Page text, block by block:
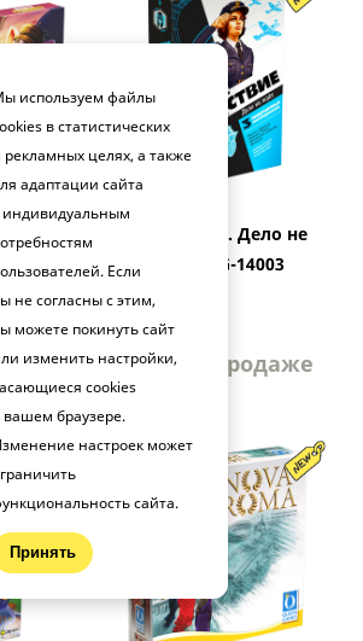
PG-
"Следствие. Дело не
ждёт" BG-14003
Скоро в продаже
используем файлы
в статистических
рекламных целях, а также
адаптации сайта
индивидуальным
Если
не согласны с этим,
можете покинуть сайт
изменить настройки,
cookies
вашем браузере.
настроек может
сайта.
Принять